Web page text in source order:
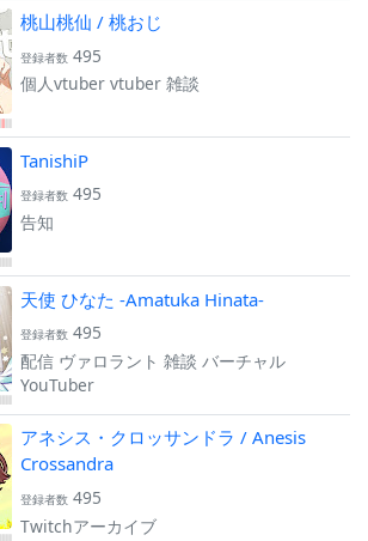
桃山桃仙 / 桃おじ
登録者数 495
個人vtuber vtuber 雑談
TanishiP
登録者数 495
告知
天使 ひなた -Amatuka Hinata-
登録者数 495
配信 ヴァロラント 雑談 バーチャル
YouTuber
アネシス・クロッサンドラ / Anesis
Crossandra
登録者数 495
Twitchアーカイブ